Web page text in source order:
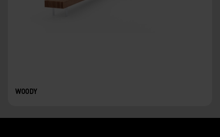
WOODY